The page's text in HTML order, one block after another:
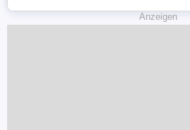
Mercedes-
Verschluss ...
Anzeigen